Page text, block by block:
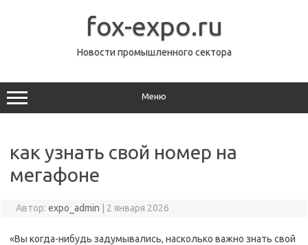
fox-expo.ru
Новости промышленного сектора
Меню
как узнать свой номер на
мегафоне
Автор: expo_admin 2 января 2026
«Вы когда-нибудь задумывались, насколько важно знать свой